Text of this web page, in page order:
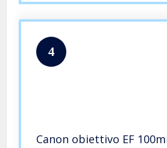
4
Canon obiettivo EF